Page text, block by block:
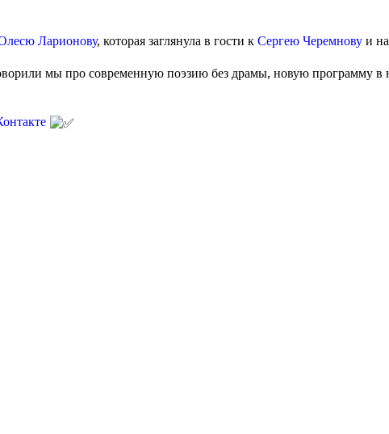
Ларионову, которая заглянула в гости к Сергею Черемнову и
мы про современную поэзию без драмы, новую программу